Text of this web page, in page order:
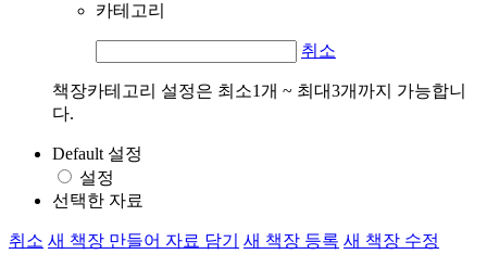
카테고리
취소
책장카테고리 설정은 최소1개 ~ 최대3개까지 가능합니
다.
Default 설정
설정
선택한 자료
취소 새 책장 만들어 자료 담기 새 책장 등록 새 책장 수정